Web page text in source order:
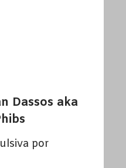
Dassos aka
por